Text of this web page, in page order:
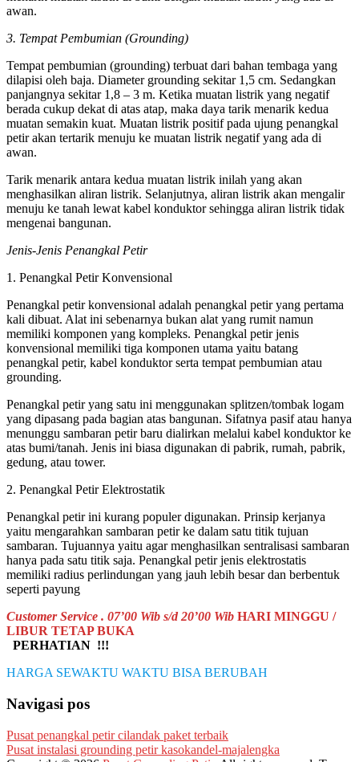
awan.
3. Tempat Pembumian (Grounding)
Tempat pembumian (grounding) terbuat dari bahan tembaga yang
dilapisi oleh baja. Diameter grounding sekitar 1,5 cm. Sedangkan
panjangnya sekitar 1,8 – 3 m. Ketika muatan listrik yang negatif
berada cukup dekat di atas atap, maka daya tarik menarik kedua
muatan semakin kuat. Muatan listrik positif pada ujung penangkal
petir akan tertarik menuju ke muatan listrik negatif yang ada di
awan.
Tarik menarik antara kedua muatan listrik inilah yang akan
menghasilkan aliran listrik. Selanjutnya, aliran listrik akan mengalir
menuju ke tanah lewat kabel konduktor sehingga aliran listrik tidak
mengenai bangunan.
Jenis-Jenis Penangkal Petir
1. Penangkal Petir Konvensional
Penangkal petir konvensional adalah penangkal petir yang pertama
kali dibuat. Alat ini sebenarnya bukan alat yang rumit namun
memiliki komponen yang kompleks. Penangkal petir jenis
konvensional memiliki tiga komponen utama yaitu batang
penangkal petir, kabel konduktor serta tempat pembumian atau
grounding.
Penangkal petir yang satu ini menggunakan splitzen/tombak logam
yang dipasang pada bagian atas bangunan. Sifatnya pasif atau hanya
menunggu sambaran petir baru dialirkan melalui kabel konduktor ke
atas bumi/tanah. Jenis ini biasa digunakan di pabrik, rumah, pabrik,
gedung, atau tower.
2. Penangkal Petir Elektrostatik
Penangkal petir ini kurang populer digunakan. Prinsip kerjanya
yaitu mengarahkan sambaran petir ke dalam satu titik tujuan
sambaran. Tujuannya yaitu agar menghasilkan sentralisasi sambaran
hanya pada satu titik saja. Penangkal petir jenis elektrostatis
memiliki radius perlindungan yang jauh lebih besar dan berbentuk
seperti payung
Customer Service . 07’00 Wib s/d 20’00 Wib HARI MINGGU /
LIBUR TETAP BUKA
PERHATIAN !!!
HARGA SEWAKTU WAKTU BISA BERUBAH
Navigasi pos
Pusat penangkal petir cilandak paket terbaik
Pusat instalasi grounding petir kasokandel-majalengka